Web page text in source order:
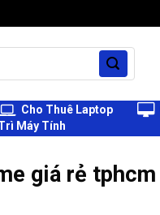
Cho Thuê Laptop
Máy Tính
giá rẻ tphcm